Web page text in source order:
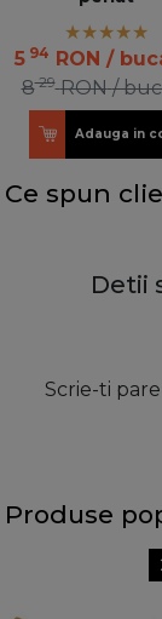
5 94 RON /
829 RON /
Adauga in
Ce spun
Detii
Scrie-ti
Produse